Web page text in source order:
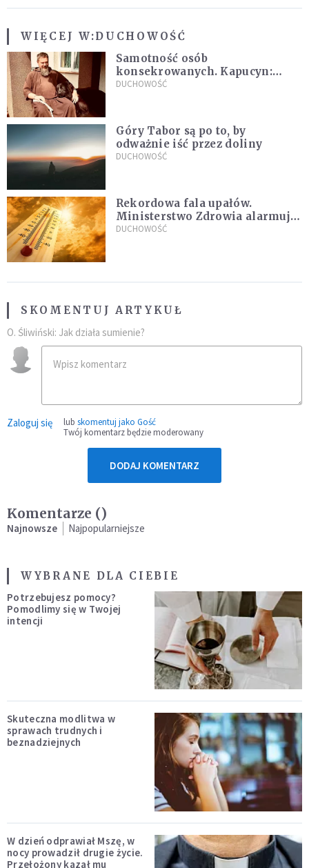
WIĘCEJ W:DUCHOWOŚĆ
Samotność osób
konsekrowanych. Kapucyn:
Życie w pojedynkę rzadko jest
DUCHOWOŚĆ
Góry Tabor są po to, by
odważnie iść przez doliny
DUCHOWOŚĆ
Rekordowa fala upałów.
Ministerstwo Zdrowia alarmuje
po doświadczeniach z czerwca
DUCHOWOŚĆ
SKOMENTUJ ARTYKUŁ
O. Śliwiński: Jak działa sumienie?
Zaloguj się lub skomentuj jako Gość
Twój komentarz będzie moderowany
DODAJ KOMENTARZ
Komentarze ()
Najnowsze Najpopularniejsze
WYBRANE DLA CIEBIE
Potrzebujesz pomocy?
Pomodlimy się w Twojej
intencji
Skuteczna modlitwa w
sprawach trudnych i
beznadziejnych
W dzień odprawiał Mszę, w
nocy prowadził drugie życie.
Przełożony kazał mu